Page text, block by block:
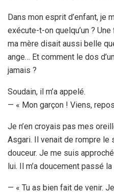
Dans mon esprit d’enfant, je
exécute-t-on quelqu’un ?
ma mère disait aussi belle
ange… Et comment le dos
jamais ?
Soudain, il m’a appelé.
— « Mon garçon ! Viens,
Je n’en croyais pas mes
Asgari. Il venait de rompre le
douceur. Je me suis
lui. Il m’a doucement passé
— « Tu as bien fait de venir. Je